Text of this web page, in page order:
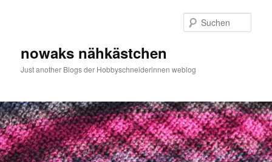
nowaks nähkästchen
Just another Blogs der Hobbyschneiderinnen weblog